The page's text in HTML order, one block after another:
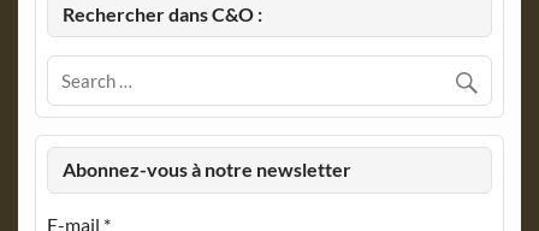
Rechercher dans C&O :
Abonnez-vous à notre newsletter
E-mail *